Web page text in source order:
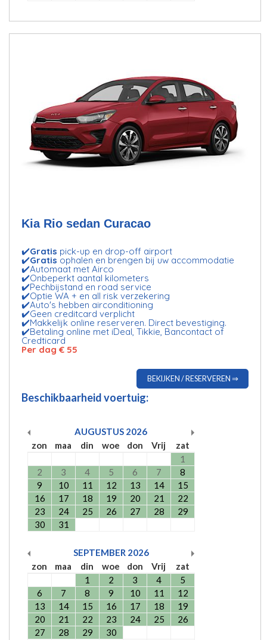
Kia Rio sedan Curacao
✔️Gratis pick-up en drop-off airport
✔️Gratis ophalen en brengen bij uw accommodatie
✔️Automaat met Airco
✔️Onbeperkt aantal kilometers
✔️Pechbijstand en road service
✔️Optie WA + en all risk verzekering
✔️Auto's hebben airconditioning
✔️Geen creditcard verplicht
✔️Makkelijk online reserveren. Direct bevestiging.
✔️Betaling online met iDeal, Tikkie, Bancontact of
Credticard
Per dag € 55
BEKIJKEN / RESERVEREN ⇒
Beschikbaarheid voertuig:
AUGUSTUS 2026
zon
maa din woe don Vrij
zat
1
2
3 4 5 6 7
8
9
10 11 12 13 14
15
16
17 18 19 20 21
22
23
24 25 26 27 28
29
30
31
SEPTEMBER 2026
zon
maa din woe don Vrij
zat
1
2 3 4
5
6
7 8 9 10 11
12
13
14 15 16 17 18
19
20
21 22 23 24 25
26
27
28 29 30